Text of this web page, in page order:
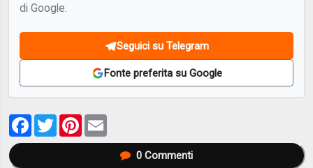
di Google.
Seguici su Telegram
Fonte preferita su Google
Facebook
TwitterPinterest
0Commenti